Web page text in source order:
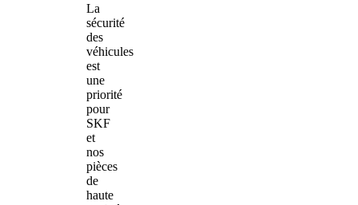
La
sécurité
des
véhicules
est
une
priorité
pour
SKF
et
nos
pièces
de
haute